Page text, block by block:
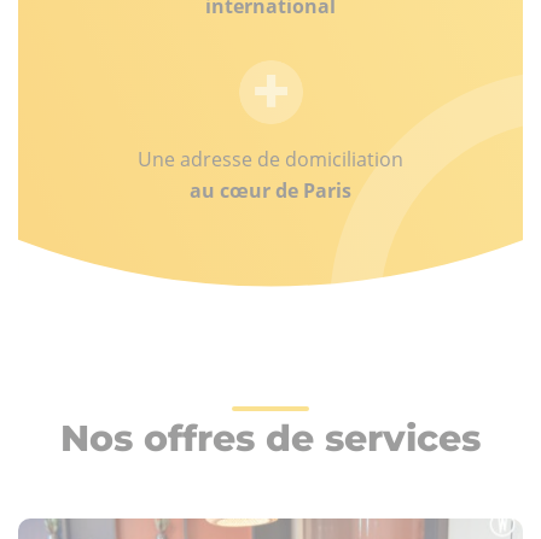
international
Une adresse de domiciliation
au cœur de Paris
Nos offres de services